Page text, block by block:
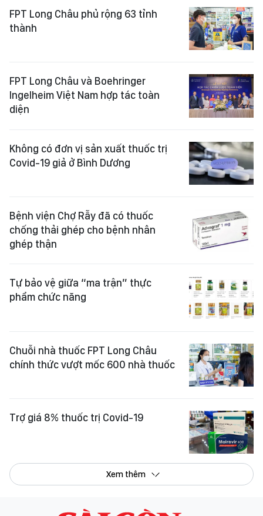
FPT Long Châu phủ rộng 63 tỉnh
thành ​
FPT Long Châu và Boehringer
Ingelheim Việt Nam hợp tác toàn
diện
Không có đơn vị sản xuất thuốc trị
Covid-19 giả ở Bình Dương
Bệnh viện Chợ Rẫy đã có thuốc
chống thải ghép cho bệnh nhân
ghép thận
Tự bảo vệ giữa “ma trận” thực
phẩm chức năng
Chuỗi nhà thuốc FPT Long Châu
chính thức vượt mốc 600 nhà thuốc ​
Trợ giá 8% thuốc trị Covid-19
Xem thêm